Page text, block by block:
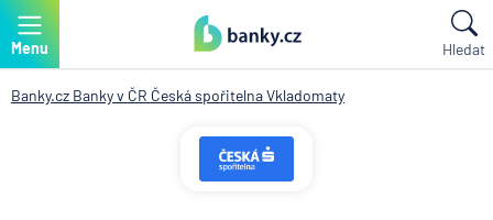
Menu Hledat
Banky.cz Banky v ČR Česká spořitelnaVkladomaty